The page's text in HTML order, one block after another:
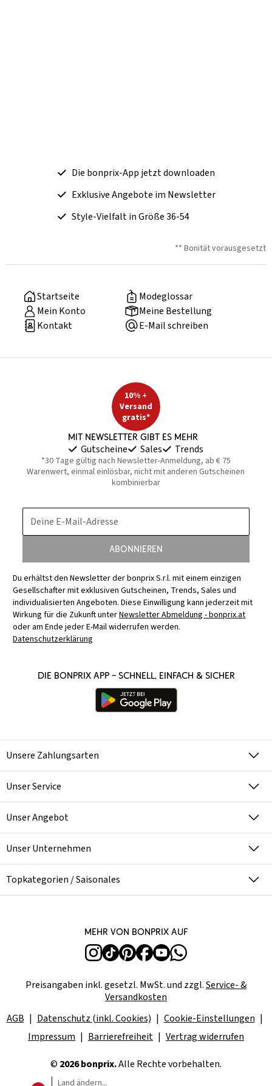
Die bonprix-App jetzt downloaden
Exklusive Angebote im Newsletter
Style-Vielfalt in Größe 36-54
** Bonität vorausgesetzt
Startseite
Modeglossar
Mein Konto
Meine Bestellung
Kontakt
E-Mail schreiben
10% +
Versand
gratis*
Mit Newsletter gibt es mehr
Gutscheine Sales Trends
*30 Tage gültig nach Newsletter-Anmeldung, ab € 75
Warenwert, einmal einlösbar, nicht mit anderen Gutscheinen
kombinierbar
Deine E-Mail-Adresse
Abonnieren
Du erhältst den Newsletter der bonprix S.r.l. mit einem einzigen
Gesellschafter mit exklusiven Gutscheinen, Trends, Sales und
individualisierten Angeboten. Diese Einwilligung kann jederzeit mit
Wirkung für die Zukunft unterNewsletter Abmeldung - bonprix.at
oder am Ende jeder E-Mail widerrufen werden.
Datenschutzerklärung
Die bonprix App – schnell, einfach & sicher
Unsere Zahlungsarten
Unser Service
Unser Angebot
Unser Unternehmen
Topkategorien / Saisonales
Mehr von bonprix auf
Preisangaben inkl. gesetzl. MwSt. und zzgl.Service- &
Versandkosten
AGB
Datenschutz (inkl. Cookies)
Cookie-Einstellungen
Impressum
Barrierefreiheit Vertrag widerrufen
© 2026 bonprix.Alle Rechte vorbehalten.
Land ändern...